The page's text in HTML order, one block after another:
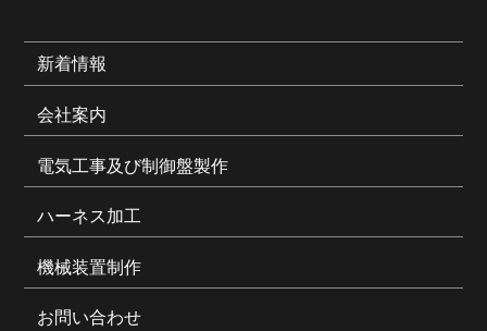
新着情報
会社案内
電気工事及び制御盤製作
ハーネス加工
機械装置制作
お問い合わせ